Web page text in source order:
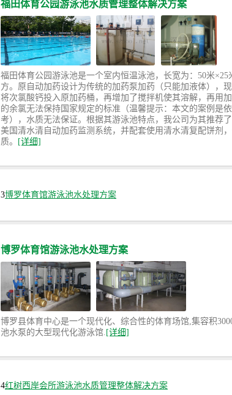
福田体育公园游泳池水质管理整体解决方案
福田体育公园游泳池是一个室内恒温泳池，长宽为：50米×25
方。原自动加药设计为传统的加药泵加药（只能加液体），
将次氯酸钙投入原加药桶，再增加了搅拌机使其溶解，再用
的余氯无法保持国家规定的标准（温馨提示：本文的案例是
考），水质无法保证。根据其游泳池特点，我公司为其推
美国清水清自动加药监测系统，并配套使用清水清复配饼剂
质。
[详细]
3博罗体育馆游泳池水处理方案
博罗体育馆游泳池水处理方案
博罗县体育中心是一个现代化、综合性的体育场馆,集容积
池水泵的大型现代化游泳馆. [详细]
4红树西岸会所游泳池水质管理整体解决方案